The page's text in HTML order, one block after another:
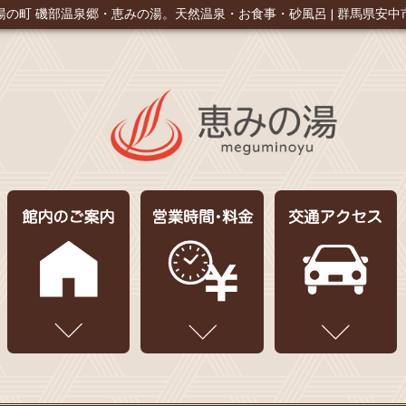
の町 磯部温泉郷・恵みの湯。 天然温泉・お食事・砂風呂 | 群馬県安中